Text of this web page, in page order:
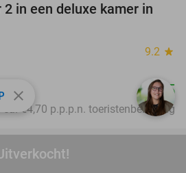
in een deluxe kamer in
9.2 star
€105
ca. €4,70 p.p.p.n. toeristenbelasting
favorite_border
close